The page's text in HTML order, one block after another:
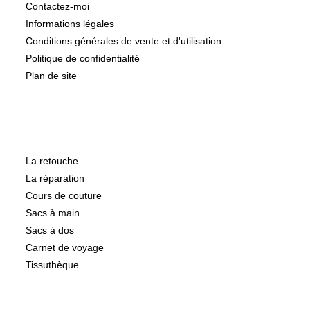
Contactez-moi
Informations légales
Conditions générales de vente et d'utilisation
Politique de confidentialité
Plan de site
La retouche
La réparation
Cours de couture
Sacs à main
Sacs à dos
Carnet de voyage
Tissuthèque